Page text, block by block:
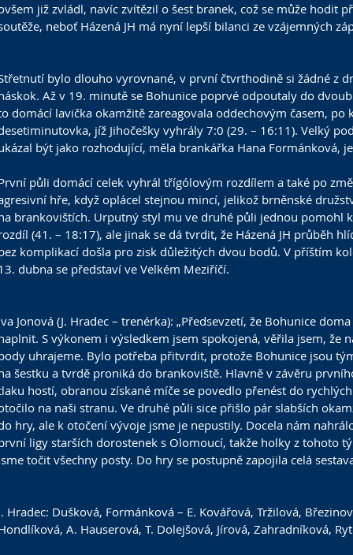
již zvládl, navíc zvítězil o šest branek, což se může hodit
neboť Házená JH má nyní lepší bilanci ze vzájemných
bylo dlouho vyrovnané, v první čtvrthodině si žádné z
Až v 19. minutě se Bohunice poprvé odpoutaly do
domácí lavička okamžitě zareagovala oddechovým časem,
jíž Jihočešky vyhrály 7:0 (29. – 16:11). Velký
být jako rozhodující, měla brankářka Hana Formánková,
půli domácí celek vyhrál třígólovým rozdílem a také po
hře, když oplácel stejnou mincí, jelikož brněnské
brankovištích. Urputný styl mu ve druhé půli jednou pomohl
(41. – 18:17), ale jinak se dá tvrdit, že Házená JH průběh
komplikací došla pro zisk důležitých dvou bodů. V příštím
dubna se představí ve Velkém Meziříčí.
Jonová (J. Hradec – trenérka): „Předsevzetí, že Bohunice
S výkonem i výsledkem jsem spokojená, věřila jsem, že
uhrajeme. Bylo potřeba přitvrdit, protože Bohunice jsou
šestku a tvrdě proniká do brankoviště. Hlavně v závěru
hostí, obranou získané míče se povedlo přenést do
na naši stranu. Ve druhé půli sice přišlo pár slabších
hry, ale k otočení vývoje jsme je nepustily. Docela nám
ligy starších dorostenek s Olomoucí, takže holky z tohoto
točit všechny posty. Do hry se postupně zapojila celá
Hradec: Dušková, Formánková – E. Kovářová, Tržilová,
A. Hauserová, T. Dolejšová, Jírová, Zahradníková,